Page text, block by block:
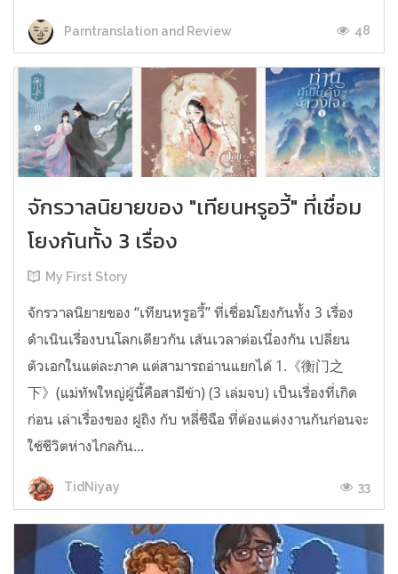
Parntranslation and Review 48
จักรวาลนิยายของ "เทียนหรูอวี้" ที่เชื่อม
โยงกันทั้ง 3 เรื่อง
My First Story
จักรวาลนิยายของ “เทียนหรูอวี้” ที่เชื่อมโยงกันทั้ง 3 เรื่อง
ดำเนินเรื่องบนโลกเดียวกัน เส้นเวลาต่อเนื่องกัน เปลี่ยน
ตัวเอกในแต่ละภาค แต่สามารถอ่านแยกได้ 1.《衡门之
下》(แม่ทัพใหญ่ผู้นี้คือสามีข้า) (3 เล่มจบ) เป็นเรื่องที่เกิด
ก่อน เล่าเรื่องของ ฝูถิง กับ หลี่ชีฉือ ที่ต้องแต่งงานกันก่อนจะ
ใช้ชีวิตห่างไกลกัน...
TidNiyay 33